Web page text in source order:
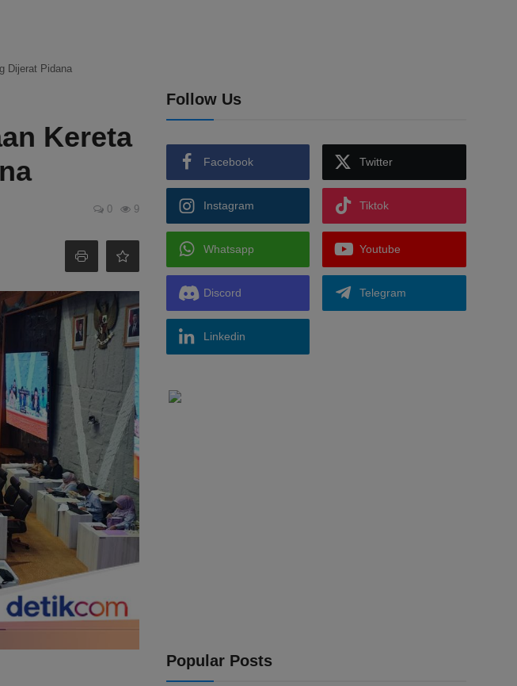
Dijerat Pidana
Kereta
0 9
Follow Us
Facebook Twitter
Instagram Tiktok
Whatsapp Youtube
Discord Telegram
Linkedin
Popular Posts